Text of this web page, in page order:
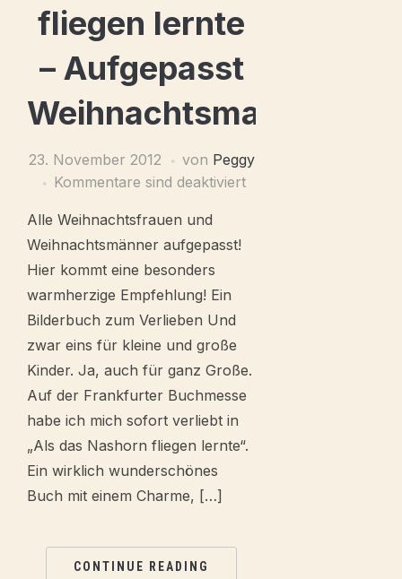
fliegen lernte
– Aufgepasst
Weihnachtsmann!
23. November 2012 von Peggy
Kommentare sind deaktiviert
Alle Weihnachtsfrauen und
Weihnachtsmänner aufgepasst!
Hier kommt eine besonders
warmherzige Empfehlung! Ein
Bilderbuch zum Verlieben Und
zwar eins für kleine und große
Kinder. Ja, auch für ganz Große.
Auf der Frankfurter Buchmesse
habe ich mich sofort verliebt in
„Als das Nashorn fliegen lernte“.
Ein wirklich wunderschönes
Buch mit einem Charme, […]
CONTINUE READING